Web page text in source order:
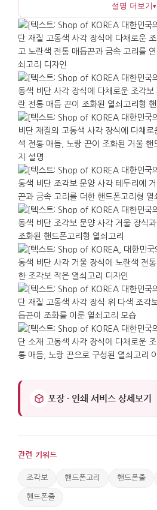
어울납니다. 가로 3.5cm, 세로
휴대가 간편하며, 거울 기능이 함
뛰어납니다.
열쇠에 연결하거나 가방, 파우치
활용할 수 있습니다. 실제로 자주
붙여 쓰는 방식이므로 선물의 수
크게 타지 않아 부담 없이 전할 수
기념품이나 단체 교류 행사의 답
적합하며, 조각보의 한국적인 패
보는 사람에게도 직관적으로 다가
사람에게 같은 제품을 선물할 때
정갈한 인상을 남깁니다.
가로 : 3.5cm. 세로 : 3.5cm. 길이
설명 더보기▾
포장 · 인쇄 서비스 상세보기
관련 키워드
조각보 핸드폰고리 핸드폰줄
핸드폰줄